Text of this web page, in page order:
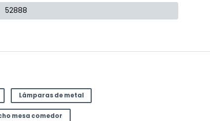
52888
Lámparas de metal
mesa comedor